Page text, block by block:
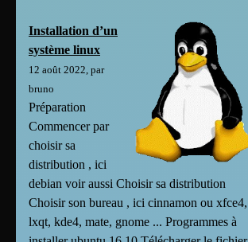
Installation d’un
système linux
12 août 2022, par
bruno
Préparation
Commencer par
choisir sa
distribution , ici
debian voir aussi Choisir sa distribution
Choisir son bureau , ici cinnamon ou xfce4,
lxqt, kde4, mate, gnome ... Programmes à